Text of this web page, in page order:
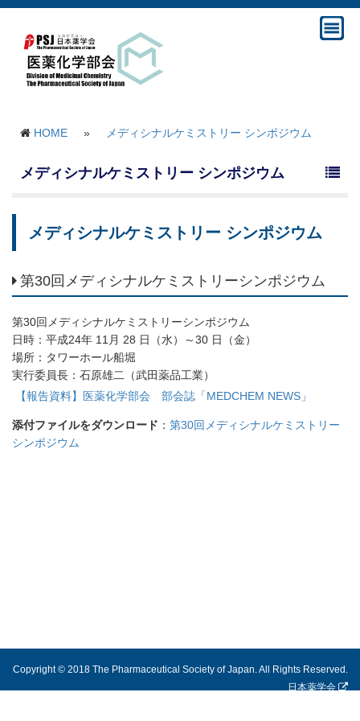
HOME » メディシナルケミストリー シンポジウム
メディシナルケミストリー シンポジウム
メディシナルケミストリー シンポジウム
第30回メディシナルケミストリーシンポジウム
第30回メディシナルケミストリーシンポジウム
日時：平成24年 11月 28 日（水）～30 日（金）
場所：タワーホール船堀
実行委員長：石原雄二（武田薬品工業）
【報告資料】医薬化学部会 部会誌「MEDCHEM NEWS」
添付ファイルをダウンロード ： 第30回メディシナルケミストリー
シンポジウム
Copyright © 2018 The Pharmaceutical Society of Japan. All Rights Reserved.
日本薬学会